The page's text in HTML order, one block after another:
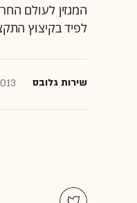
המגזין לעולם
לפיד בקיצוץ
שירות גלובס